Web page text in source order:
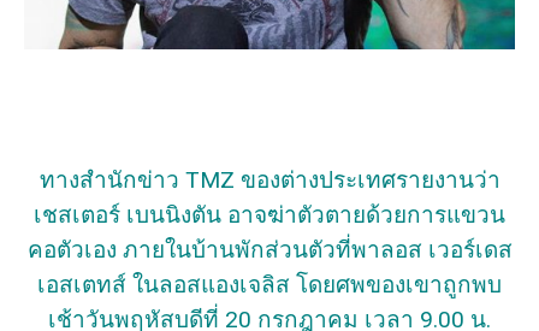
ทางสำนักข่าว TMZ ของต่างประเทศรายงานว่า
เชสเตอร์ เบนนิงตัน อาจฆ่าตัวตายด้วยการแขวน
คอตัวเอง ภายในบ้านพักส่วนตัวที่พาลอส เวอร์เดส
เอสเตทส์ ในลอสแองเจลิส โดยศพของเขาถูกพบ
เช้าวันพฤหัสบดีที่ 20 กรกฎาคม เวลา 9.00 น.